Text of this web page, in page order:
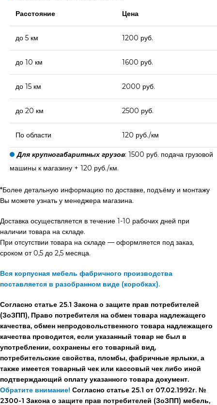
Расстояние Цена
до 5 км 1200 руб.
до 10 км 1600 руб.
до 15 км 2000 руб.
до 20 км 2500 руб.
По области 120 руб./км
Для крупногабаритных грузов: 1500 руб. подача грузовой
машины к магазину + 120 руб./км.
*Более детальную информацию по доставке, подъёму и монтажу
Вы можете узнать у менеджера магазина.
Доставка осуществляется в течение 1-10 рабочих дней при
наличии товара на складе.
При отсутствии товара на складе — оформляется под заказ,
сроком от 0,5 до 2,5 месяца.
Вся корпусная мебель фабричного производства
поставляется в разобранном виде (коробках).
Согласно статье 25.1 Закона о защите прав потребителей
(ЗоЗПП), Право потребителя на обмен товара надлежащего
качества, обмен непродовольственного товара надлежащего
качества проводится, если указанный товар не был в
употреблении, сохранены его товарный вид,
потребительские свойства, пломбы, фабричные ярлыки, а
также имеется товарный чек или кассовый чек либо иной
подтверждающий оплату указанного товара документ.
Обратите внимание! Согласно статье 25.1 от 07.02.1992г. №
2300-1 Закона о защите прав потребителей (ЗоЗПП) мебель,